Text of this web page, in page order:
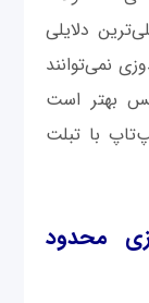
دلایلی
نمی‌توانند
بهتر است
با تبلت
محدود